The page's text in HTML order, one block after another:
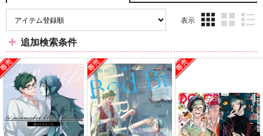
表示
ム
表
ム
表
ム
表
追加検索条件